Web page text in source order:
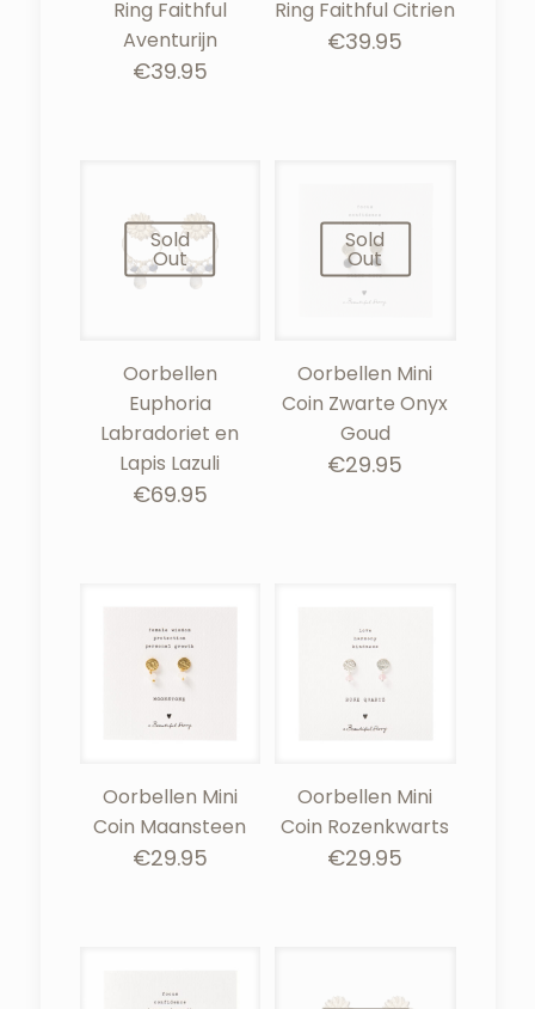
Ring Faithful
Aventurijn
€39.95
Ring Faithful Citrien
€39.95
Sold
Out
Oorbellen
Euphoria
Labradoriet en
Lapis Lazuli
€69.95
Sold
Out
Oorbellen Mini
Coin Zwarte Onyx
Goud
€29.95
Oorbellen Mini
Coin Maansteen
€29.95
Oorbellen Mini
Coin Rozenkwarts
€29.95